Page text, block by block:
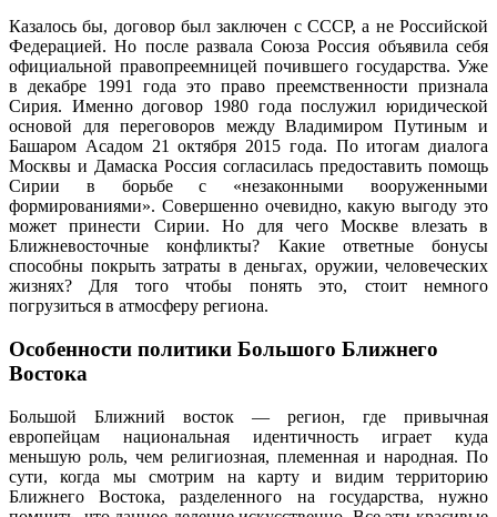
Казалось бы, договор был заключен с СССР, а не Российской
Федерацией. Но после развала Союза Россия объявила себя
официальной правопреемницей почившего государства. Уже
в декабре 1991 года это право преемственности признала
Сирия. Именно договор 1980 года послужил юридической
основой для переговоров между Владимиром Путиным и
Башаром Асадом 21 октября 2015 года. По итогам диалога
Москвы и Дамаска Россия согласилась предоставить помощь
Сирии в борьбе с «незаконными вооруженными
формированиями». Совершенно очевидно, какую выгоду это
может принести Сирии. Но для чего Москве влезать в
Ближневосточные конфликты? Какие ответные бонусы
способны покрыть затраты в деньгах, оружии, человеческих
жизнях? Для того чтобы понять это, стоит немного
погрузиться в атмосферу региона.
Особенности политики Большого Ближнего
Востока
Большой Ближний восток — регион, где привычная
европейцам национальная идентичность играет куда
меньшую роль, чем религиозная, племенная и народная. По
сути, когда мы смотрим на карту и видим территорию
Ближнего Востока, разделенного на государства, нужно